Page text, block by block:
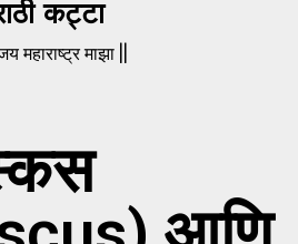
कट्टा
महाराष्ट्र माझा ||